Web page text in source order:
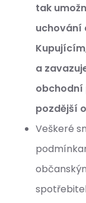
tak
uchování
a
obchodní
pozdější
Veškeré